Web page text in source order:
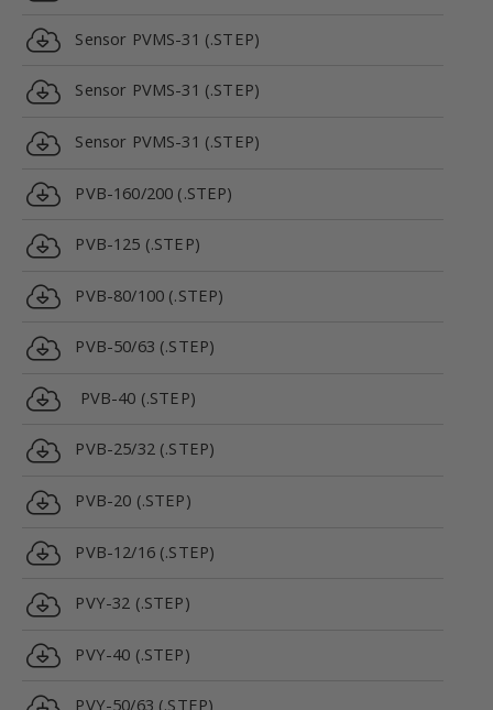
Sensor PVMS-31 (.STEP)
Sensor PVMS-31 (.STEP)
Sensor PVMS-31 (.STEP)
PVB-160/200 (.STEP)
PVB-125 (.STEP)
PVB-80/100 (.STEP)
PVB-50/63 (.STEP)
PVB-40 (.STEP)
PVB-25/32 (.STEP)
PVB-20 (.STEP)
PVB-12/16 (.STEP)
PVY-32 (.STEP)
PVY-40 (.STEP)
PVY-50/63 (.STEP)